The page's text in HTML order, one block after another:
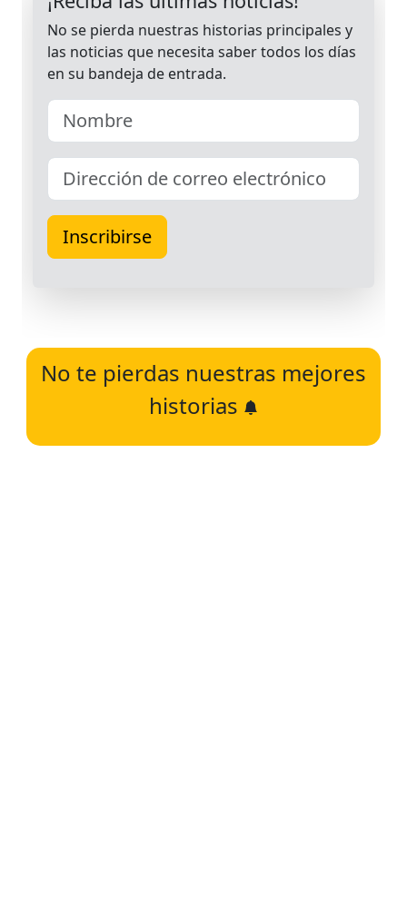
No te pierdas nuestras mejores
historias